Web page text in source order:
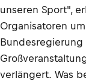
unseren Sport",
Organisatoren
verlängert. Was